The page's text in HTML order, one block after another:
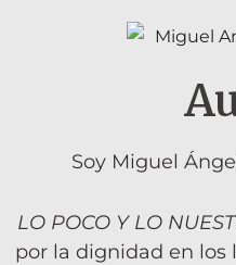
Soy Miguel
LO POCO Y LO
por la dignidad en los